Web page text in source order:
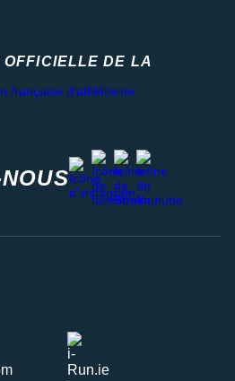
OFFICIELLE DE LA
instagram
facebook
stravayoutube